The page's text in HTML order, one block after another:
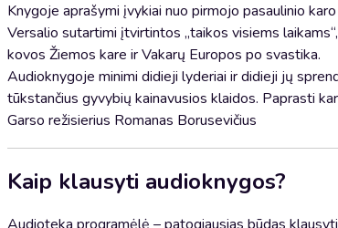
Knygoje aprašymi įvykiai nuo pirmojo pasaulinio
Versalio sutartimi įtvirtintos „taikos visiems
kovos Žiemos kare ir Vakarų Europos po svastika.
Audioknygoje minimi didieji lyderiai ir didieji jų
tūkstančius gyvybių kainavusios klaidos. Paprasti
Garso režisierius Romanas Borusevičius
Kaip klausyti audioknygos?